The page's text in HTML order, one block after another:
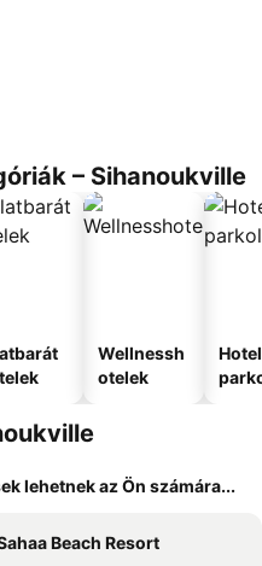
– Sihanoukville
Wellnessh
otelek
lehetnek az Ön számára...
Beach Resort